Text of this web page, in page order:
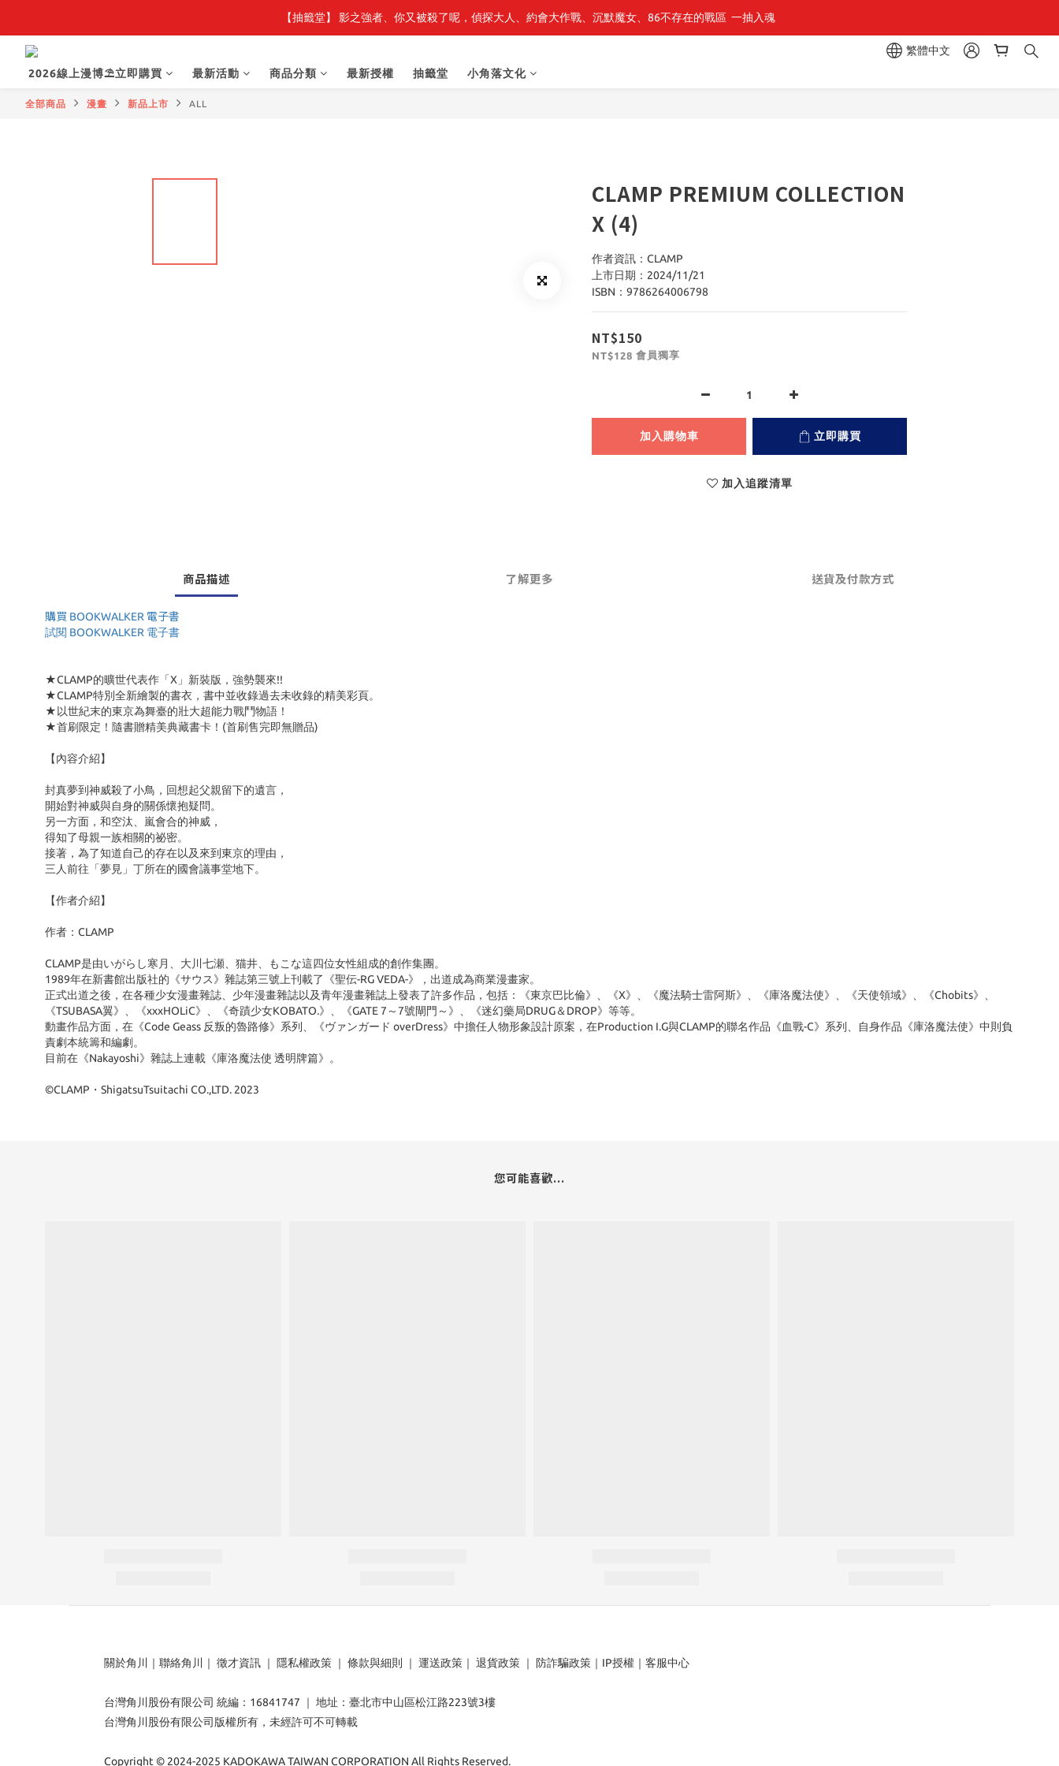
【轉生史萊姆】系列書展🌟系列小說 79 折，滿$389送「完節紀念明信片組」
【抽籤堂】 影之強者、你又被殺了呢，偵探大人、約會大作戰、沉默魔女、86不存在的戰區  一抽入魂
繁體中文
2026線上漫博⛱️立即購買
最新活動 商品分類 最新授權 抽籤堂 小角落文化
全部商品 漫畫 新品上市 ALL
CLAMP PREMIUM COLLECTION
X (4)
作者資訊：CLAMP
上市日期：2024/11/21
ISBN：9786264006798
NT$150
NT$128 會員獨享
加入購物車 立即購買
加入追蹤清單
商品描述 了解更多 送貨及付款方式
購買 BOOKWALKER 電子書
試閱 BOOKWALKER 電子書
★CLAMP的曠世代表作「X」新裝版，強勢襲來!!
★CLAMP特別全新繪製的書衣，書中並收錄過去未收錄的精美彩頁。
★以世紀末的東京為舞臺的壯大超能力戰鬥物語！
★首刷限定！隨書贈精美典藏書卡！(首刷售完即無贈品)
【內容介紹】
封真夢到神威殺了小鳥，回想起父親留下的遺言，
開始對神威與自身的關係懷抱疑問。
另一方面，和空汰、嵐會合的神威，
得知了母親一族相關的祕密。
接著，為了知道自己的存在以及來到東京的理由，
三人前往「夢見」丁所在的國會議事堂地下。
【作者介紹】
作者：CLAMP
CLAMP是由いがらし寒月、大川七瀬、猫井、もこな這四位女性組成的創作集團。
1989年在新書館出版社的《サウス》雜誌第三號上刊載了《聖伝-RG VEDA-》，出道成為商業漫畫家。
正式出道之後，在各種少女漫畫雜誌、少年漫畫雜誌以及青年漫畫雜誌上發表了許多作品，包括：《東京巴比倫》、《X》、《魔法騎士雷阿斯》、《庫洛魔法使》、《天使領域》、《Chobits》、
《TSUBASA翼》、《xxxHOLiC》、《奇蹟少女KOBATO.》、《GATE 7～7號閘門～》、《迷幻藥局DRUG＆DROP》等等。
動畫作品方面，在《Code Geass 反叛的魯路修》系列、《ヴァンガード overDress》中擔任人物形象設計原案，在Production I.G與CLAMP的聯名作品《血戰-C》系列、自身作品《庫洛魔法使》中則負
責劇本統籌和編劇。
目前在《Nakayoshi》雜誌上連載《庫洛魔法使 透明牌篇》。
©CLAMP・ShigatsuTsuitachi CO.,LTD. 2023
您可能喜歡...
關於角川 ｜ 聯絡角川 ｜ 徵才資訊 ｜ 隱私權政策 ｜ 條款與細則 ｜ 運送政策 ｜ 退貨政策 ｜ 防詐騙政策 ｜ IP授權 ｜ 客服中心
台灣角川股份有限公司 統編：16841747 ｜ 地址：臺北市中山區松江路223號3樓
台灣角川股份有限公司版權所有，未經許可不可轉載
Copyright © 2024-2025 KADOKAWA TAIWAN CORPORATION All Rights Reserved.